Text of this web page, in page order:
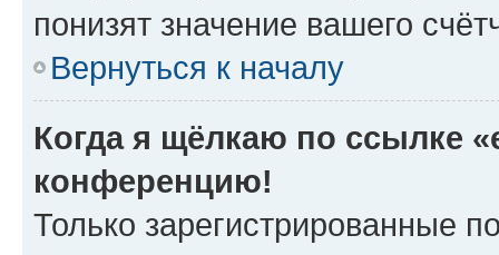
понизят значение вашего
Вернуться к началу
Когда я щёлкаю по ссылке
конференцию!
Только зарегистрированные